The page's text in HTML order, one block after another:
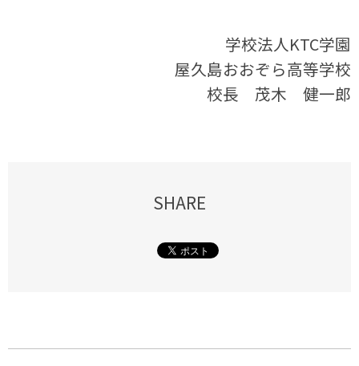
学校法人KTC学園
屋久島おおぞら高等学校
校長 茂木 健一郎
SHARE